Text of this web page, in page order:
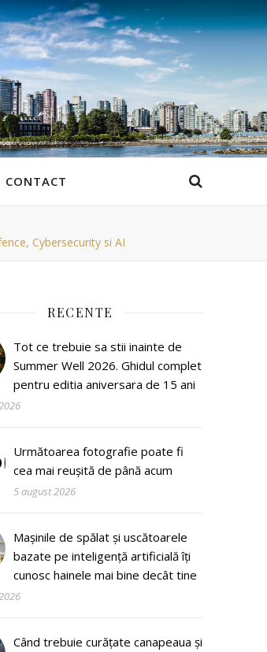
CONTACT
Cybersecurity si AI
RECENTE
Tot ce trebuie sa stii inainte de
Summer Well 2026. Ghidul complet
pentru editia aniversara de 15 ani
Următoarea fotografie poate fi
cea mai reușită de până acum
5 august 2026
Mașinile de spălat și uscătoarele
bazate pe inteligență artificială îți
cunosc hainele mai bine decât tine
Când trebuie curățate canapeaua și